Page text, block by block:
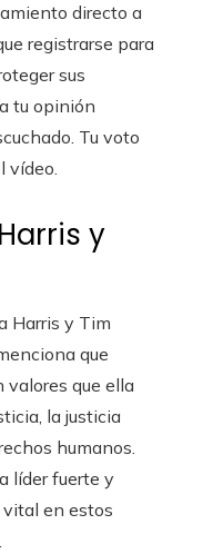
directo a
registrarse para
sus
tu opinión
Tu voto
vídeo.
y
Harris y Tim
que
que ella
la justicia
humanos.
líder fuerte y
en estos